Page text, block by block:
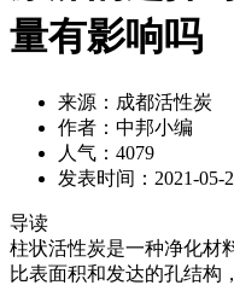
量有影响吗
来源：成都活性炭
作者：中邦小编
人气：4079
发表时间：2021-05-
导读
柱状活性炭是一种净化材
比表面积和发达的孔结构